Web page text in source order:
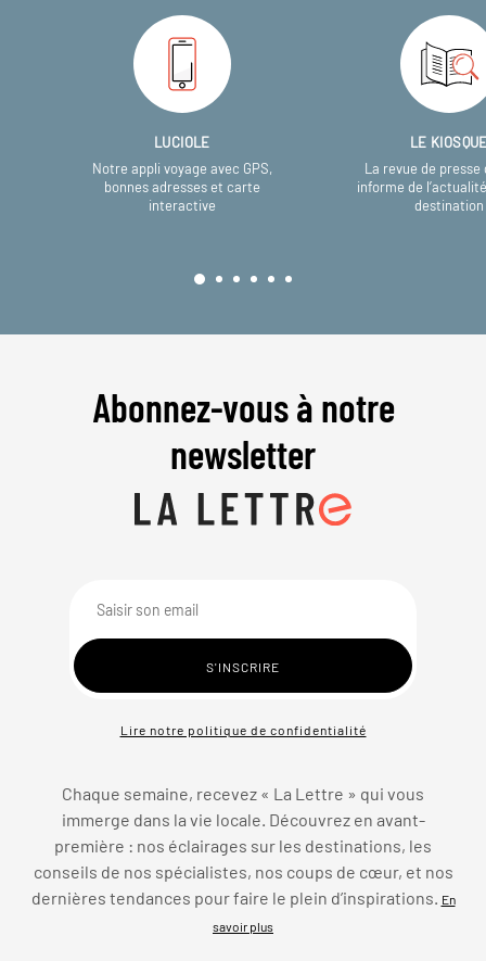
LUCIOLE
Notre appli voyage avec GPS,
bonnes adresses et carte
interactive
LE
La revue de presse
informe de
destination
Abonnez-vous à notre
newsletter
Lire notre politique de confidentialité
Chaque semaine, recevez « La Lettre » qui vous
immerge dans la vie locale. Découvrez en avant-
première : nos éclairages sur les destinations, les
conseils de nos spécialistes, nos coups de cœur, et nos
dernières tendances pour faire le plein d’inspirations.
En
savoir plus